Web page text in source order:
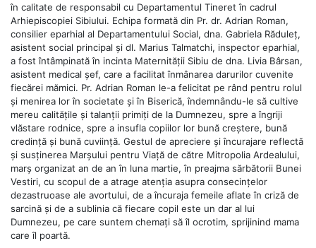
în calitate de responsabil cu Departamentul Tineret în cadrul
Arhiepiscopiei Sibiului. Echipa formată din Pr. dr. Adrian Roman,
consilier eparhial al Departamentului Social, dna. Gabriela Răduleț,
asistent social principal și dl. Marius Talmatchi, inspector eparhial,
a fost întâmpinată în incinta Maternității Sibiu de dna. Livia Bârsan,
asistent medical șef, care a facilitat înmânarea darurilor cuvenite
fiecărei mămici. Pr. Adrian Roman le-a felicitat pe rând pentru rolul
și menirea lor în societate și în Biserică, îndemnându-le să cultive
mereu calitățile și talanții primiți de la Dumnezeu, spre a îngriji
vlăstare rodnice, spre a insufla copiilor lor bună creștere, bună
credință și bună cuviință. Gestul de apreciere și încurajare reflectă
și susținerea Marșului pentru Viață de către Mitropolia Ardealului,
marș organizat an de an în luna martie, în preajma sărbătorii Bunei
Vestiri, cu scopul de a atrage atenția asupra consecințelor
dezastruoase ale avortului, de a încuraja femeile aflate în criză de
sarcină și de a sublinia că fiecare copil este un dar al lui
Dumnezeu, pe care suntem chemați să îl ocrotim, sprijinind mama
care îl poartă.